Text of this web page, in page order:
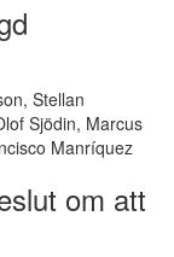
Stellan
Sjödin, Marcus
Manríquez
om att